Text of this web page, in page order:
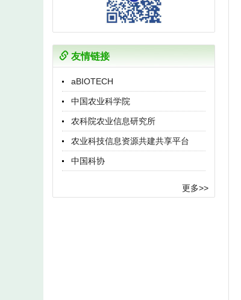
友情链接
aBIOTECH
中国农业科学院
农科院农业信息研究所
农业科技信息资源共建共享平台
中国科协
更多>>